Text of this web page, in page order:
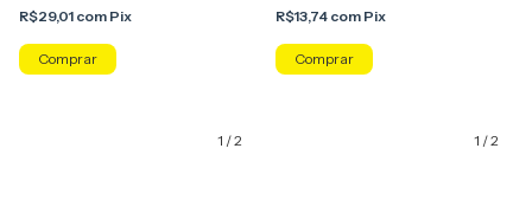
R$29,01 com Pix R$13,74 com Pix
1 /2 1 /2